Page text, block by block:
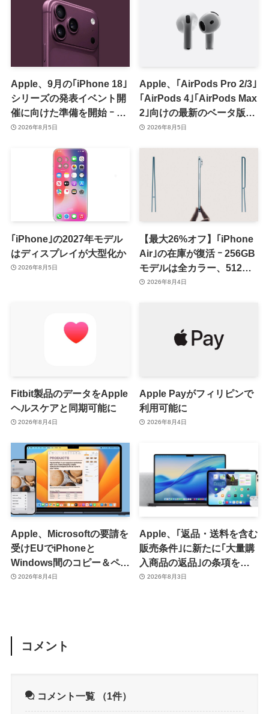
Apple、9月の｢iPhone 18｣
シリーズの発表イベント開
催に向けた準備を開始 ｰ 9
月8日か9月9日に開催見込
2026年8月5日
Apple、｢AirPods Pro 2/3｣
｢AirPods 4｣｢AirPods Max
2｣向けの最新のベータ版フ
ァームウェア｢9A5336b｣を
2026年8月5日
｢iPhone｣の2027年モデル
はディスプレイが大型化か
2026年8月5日
【最大26%オフ】｢iPhone
Air｣の在庫が復活 ｰ 256GB
モデルは全カラー、512GB
モデルはホワイト以外が在
2026年8月4日
Fitbit製品のデータをApple
ヘルスケアと同期可能に
2026年8月4日
Apple Payがフィリピンで
利用可能に
2026年8月4日
Apple、Microsoftの要請を
受けEUでiPhoneと
Windows間のコピー＆ペー
スト機能を提供へ
2026年8月4日
Apple、｢返品・送料を含む
販売条件｣に新たに｢大量購
入商品の返品｣の条項を追
加 ｰ 大量購入商品の返品に
2026年8月3日
コメント
コメント一覧 （1件）